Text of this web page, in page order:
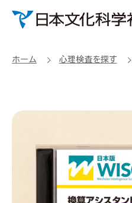
心理検査を知る
心理検査を使う
企業情報
ホーム 心理検査を探す